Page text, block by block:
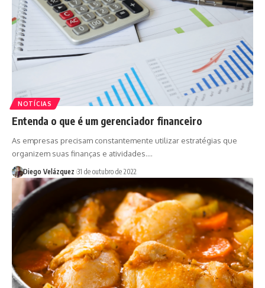
NOTÍCIAS
Entenda o que é um gerenciador financeiro
As empresas precisam constantemente utilizar estratégias que
organizem suas finanças e atividades.…
Diego Velázquez 31 de outubro de 2022